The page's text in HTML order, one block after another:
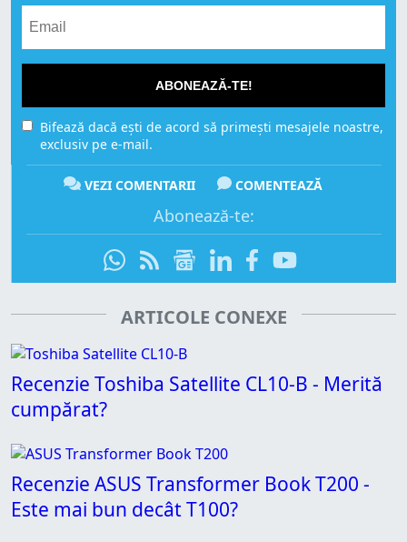
ABONEAZĂ-TE!
Bifează dacă ești de acord să primești mesajele noastre,
exclusiv pe e-mail.
VEZI COMENTARII COMENTEAZĂ
Abonează-te:
ARTICOLE CONEXE
Recenzie Toshiba Satellite CL10-B - Merită
cumpărat?
Recenzie ASUS Transformer Book T200 -
Este mai bun decât T100?